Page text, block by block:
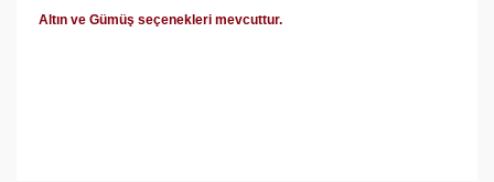
Altın ve Gümüş seçenekleri mevcuttur.